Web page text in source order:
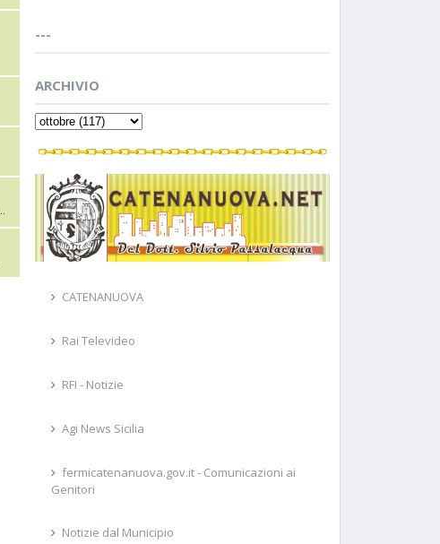
---
ARCHIVIO
CATENANUOVA
Rai Televideo
RFI - Notizie
Agi News Sicilia
fermicatenanuova.gov.it - Comunicazioni ai
Genitori
Notizie dal Municipio